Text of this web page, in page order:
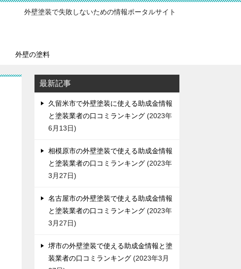
外壁塗装で失敗しないための情報ポータルサイト
外壁の塗料
最新記事
久留米市で外壁塗装に使える助成金情報
と塗装業者の口コミランキング
2023年
6月13日
相模原市の外壁塗装で使える助成金情報
と塗装業者の口コミランキング
2023年
3月27日
名古屋市の外壁塗装で使える助成金情報
と塗装業者の口コミランキング
2023年
3月27日
堺市の外壁塗装で使える助成金情報と塗
装業者の口コミランキング
2023年3月